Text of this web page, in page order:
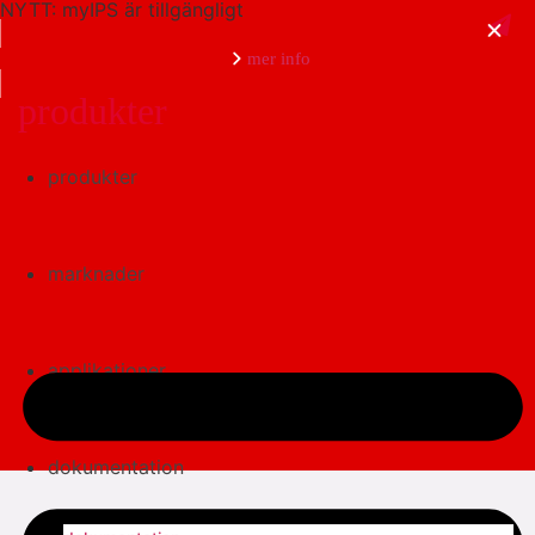
NYTT: myIPS är tillgängligt
mer info
produkter
marknader
applikationer
dokumentation
produkter